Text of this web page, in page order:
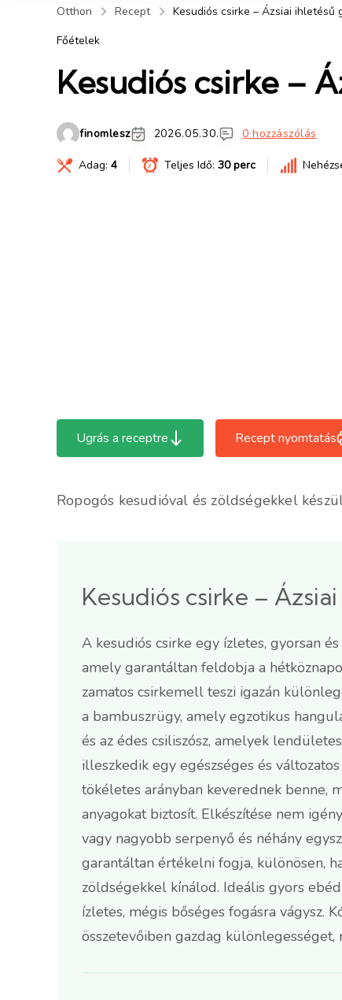
Otthon Recept
Kesudiós csirke – Ázsiai ihletésű
Főételek
Kesudiós csirke –
finomlesz 2026.05.30. 0 hozzászólás
Adag: 4 Teljes Idő: 30 perc
Ugrás a receptre Recept nyomtatás
Ropogós kesudióval és zöldségekkel
Kesudiós csirke –
A kesudiós csirke egy ízletes, gyorsan
amely garantáltan feldobja a
zamatos csirkemell teszi igazán
a bambuszrügy, amely egzotikus
és az édes csiliszósz, amelyek
illeszkedik egy egészséges és
tökéletes arányban keverednek benne,
anyagokat biztosít. Elkészítése nem
vagy nagyobb serpenyő és néhány
garantáltan értékelni fogja, különösen,
zöldségekkel kínálod. Ideális gyors
ízletes, mégis bőséges fogásra vágysz.
összetevőiben gazdag különlegességet,